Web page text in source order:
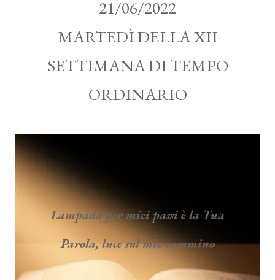
21/06/2022
MARTEDÌ DELLA XII
SETTIMANA DI TEMPO
ORDINARIO
Lampada per miei passi è la Tua
Parola, luce sul mio cammino